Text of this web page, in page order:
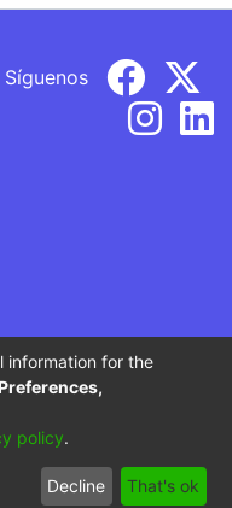
Síguenos
de Educación
inspección y vigilancia
Nacional.
User
Send
Feedback
information for the
policy.
Decline That's ok